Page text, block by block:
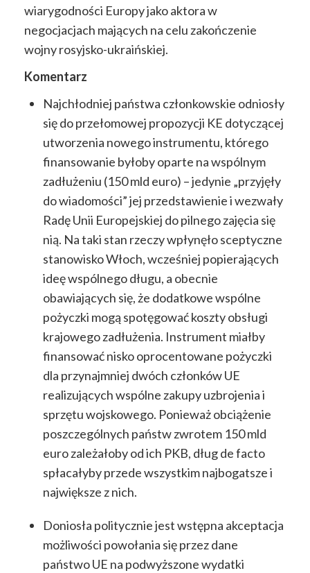
wiarygodności Europy jako aktora w
negocjacjach mających na celu zakończenie
wojny rosyjsko-ukraińskiej.
Komentarz
Najchłodniej państwa członkowskie odniosły
się do przełomowej propozycji KE dotyczącej
utworzenia nowego instrumentu, którego
finansowanie byłoby oparte na wspólnym
zadłużeniu (150 mld euro) – jedynie „przyjęły
do wiadomości” jej przedstawienie i wezwały
Radę Unii Europejskiej do pilnego zajęcia się
nią. Na taki stan rzeczy wpłynęło sceptyczne
stanowisko Włoch, wcześniej popierających
ideę wspólnego długu, a obecnie
obawiających się, że dodatkowe wspólne
pożyczki mogą spotęgować koszty obsługi
krajowego zadłużenia. Instrument miałby
finansować nisko oprocentowane pożyczki
dla przynajmniej dwóch członków UE
realizujących wspólne zakupy uzbrojenia i
sprzętu wojskowego. Ponieważ obciążenie
poszczególnych państw zwrotem 150 mld
euro zależałoby od ich PKB, dług de facto
spłacałyby przede wszystkim najbogatsze i
największe z nich.
Doniosła politycznie jest wstępna akceptacja
możliwości powołania się przez dane
państwo UE na podwyższone wydatki